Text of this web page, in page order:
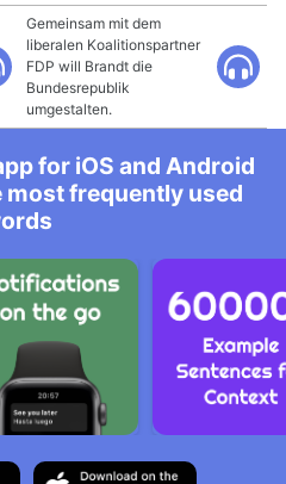
Gemeinsam mit dem
liberalen Koalitionspartner
FDP will Brandt die
Bundesrepublik
umgestalten.
for iOS and Android
frequently used